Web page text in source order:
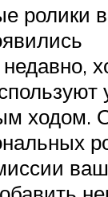
ролики
ходом.